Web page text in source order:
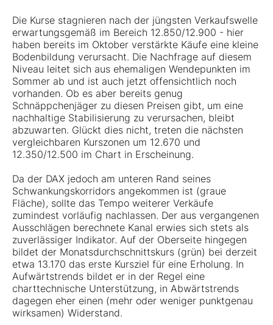
Die Kurse stagnieren nach der jüngsten Verkaufswelle
erwartungsgemäß im Bereich 12.850/12.900 - hier
haben bereits im Oktober verstärkte Käufe eine kleine
Bodenbildung verursacht. Die Nachfrage auf diesem
Niveau leitet sich aus ehemaligen Wendepunkten im
Sommer ab und ist auch jetzt offensichtlich noch
vorhanden. Ob es aber bereits genug
Schnäppchenjäger zu diesen Preisen gibt, um eine
nachhaltige Stabilisierung zu verursachen, bleibt
abzuwarten. Glückt dies nicht, treten die nächsten
vergleichbaren Kurszonen um 12.670 und
12.350/12.500 im Chart in Erscheinung.
Da der DAX jedoch am unteren Rand seines
Schwankungskorridors angekommen ist (graue
Fläche), sollte das Tempo weiterer Verkäufe
zumindest vorläufig nachlassen. Der aus vergangenen
Ausschlägen berechnete Kanal erwies sich stets als
zuverlässiger Indikator. Auf der Oberseite hingegen
bildet der Monatsdurchschnittskurs (grün) bei derzeit
etwa 13.170 das erste Kursziel für eine Erholung. In
Aufwärtstrends bildet er in der Regel eine
charttechnische Unterstützung, in Abwärtstrends
dagegen eher einen (mehr oder weniger punktgenau
wirksamen) Widerstand.